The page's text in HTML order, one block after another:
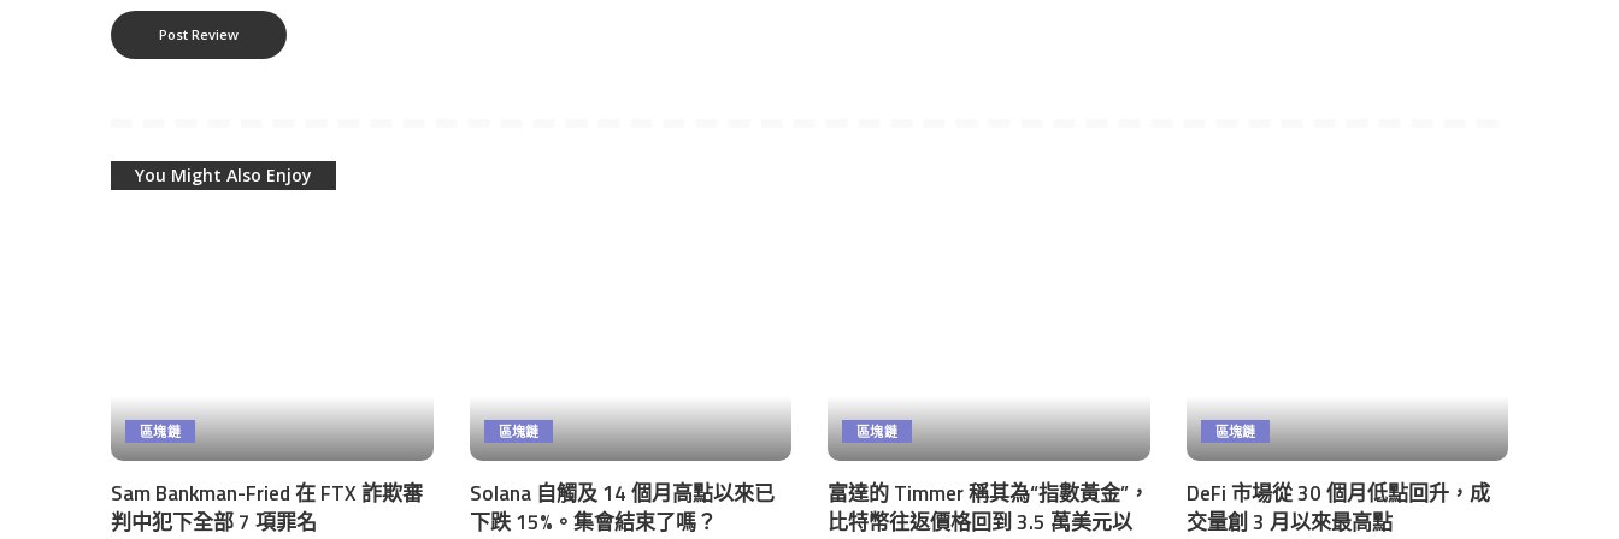
You Might Also Enjoy
區塊鏈
Sam Bankman-Fried 在 FTX 詐欺審
判中犯下全部 7 項罪名
區塊鏈
Solana 自觸及 14 個月高點以來已
下跌 15%。集會結束了嗎？
區塊鏈
富達的 Timmer 稱其為“指數黃金”，
比特幣往返價格回到 3.5 萬美元以
區塊鏈
DeFi 市場從 30 個月低點回升，成
交量創 3 月以來最高點